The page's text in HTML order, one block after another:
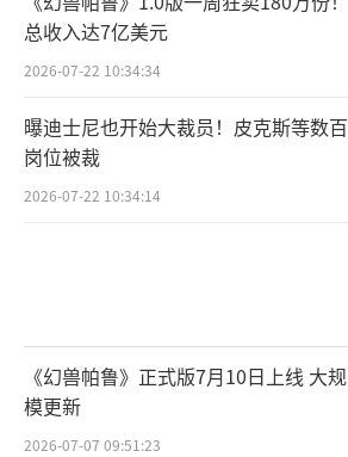
总收入达7亿美元
2026-07-22 10:34:34
曝迪士尼也开始大裁员！皮克斯等数百
岗位被裁
2026-07-22 10:34:14
《幻兽帕鲁》正式版7月10日上线 大规
模更新
2026-07-07 09:51:23